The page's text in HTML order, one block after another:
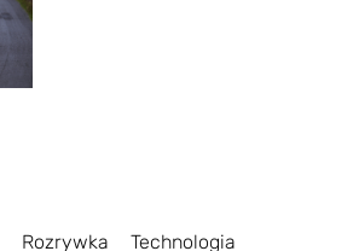
Rozrywka Technologia